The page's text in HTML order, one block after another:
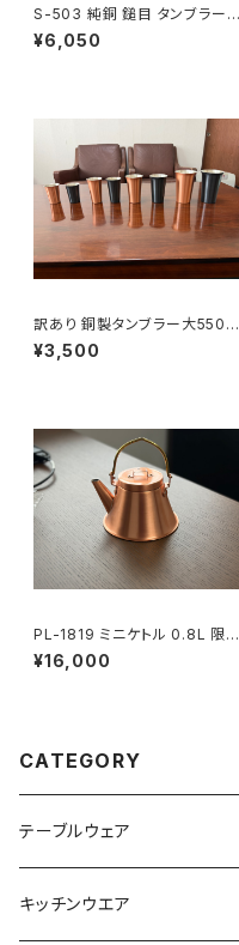
S-503 純銅 鎚目 タンブラー
大6050
¥6,050
訳あり 銅製タンブラー大5500
→3500
¥3,500
PL-1819 ミニケトル 0.8L 限定
26400→16000
¥16,000
CATEGORY
テーブルウェア
マグカップ
キッチンウエア